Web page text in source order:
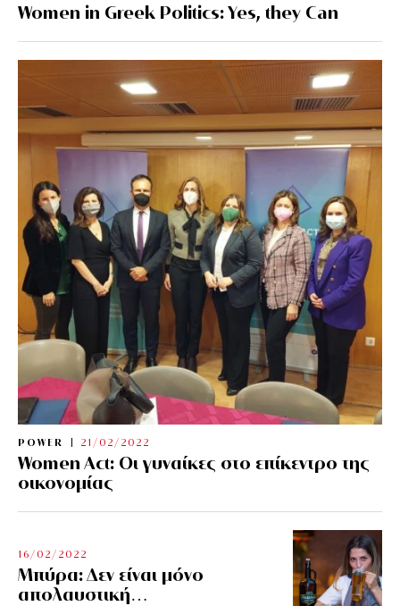
Women in Greek Politics: Yes, they Can
POWER 21/02/2022
Women Act: Οι γυναίκες στο επίκεντρο της
οικονομίας
16/02/2022
Μπύρα: Δεν είναι μόνο
απολαυστική…